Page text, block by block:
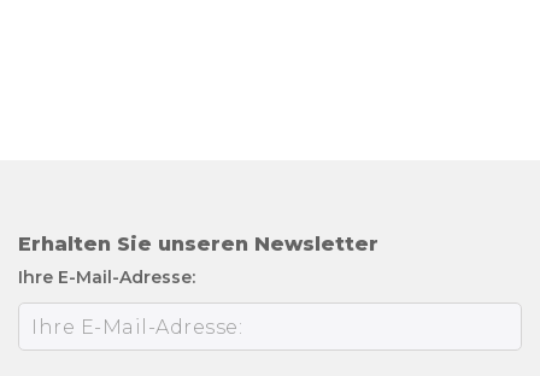
Erhalten Sie unseren Newsletter
Ihre E-Mail-Adresse: